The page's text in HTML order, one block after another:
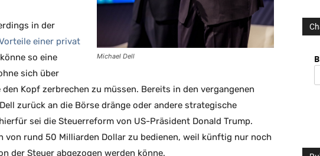
Michael Dell
in der
einer privat
so eine
sich über
Kopf zerbrechen zu müssen. Bereits in den vergangenen
zurück an die Börse dränge oder andere strategische
sei die Steuerreform von US-Präsident Donald Trump.
von rund 50 Milliarden Dollar zu bedienen, weil künftig nur noch
der Steuer abgezogen werden könne.